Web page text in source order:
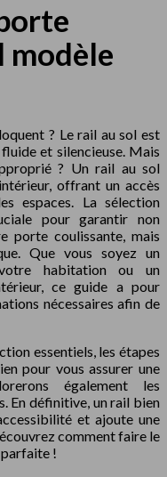
modèle
? Le rail au sol est
et silencieuse. Mais
? Un rail au sol
offrant un accès
espaces. La sélection
pour garantir non
porte coulissante, mais
Que vous soyez un
habitation ou un
ce guide a pour
nécessaires afin de
essentiels, les étapes
pour vous assurer une
également les
En définitive, un rail bien
et ajoute une
comment faire le
!